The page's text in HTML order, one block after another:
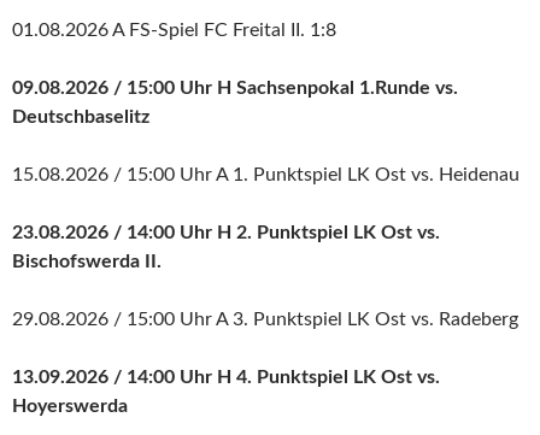
01.08.2026 A FS-Spiel FC Freital II. 1:8
09.08.2026 / 15:00 Uhr H Sachsenpokal 1.Runde vs.
Deutschbaselitz
15.08.2026 / 15:00 Uhr A 1. Punktspiel LK Ost vs. Heidenau
23.08.2026 / 14:00 Uhr H 2. Punktspiel LK Ost vs.
Bischofswerda II.
29.08.2026 / 15:00 Uhr A 3. Punktspiel LK Ost vs. Radeberg
13.09.2026 / 14:00 Uhr H 4. Punktspiel LK Ost vs.
Hoyerswerda